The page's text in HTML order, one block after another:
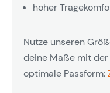
hoher
Nutze unseren
deine Maße mit
optimale Passform: